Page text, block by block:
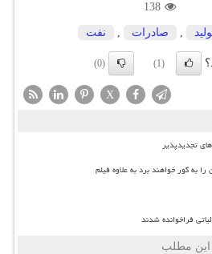
138
, صادرات , نفت
(1)
(0)
X
تجدیدپذیر
به گور خواهند برد به علاوه فیلم
فراخوانده شدند
این مطلب